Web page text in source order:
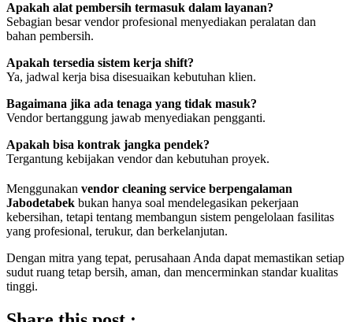
Apakah alat pembersih termasuk dalam layanan?
Sebagian besar vendor profesional menyediakan peralatan dan
bahan pembersih.
Apakah tersedia sistem kerja shift?
Ya, jadwal kerja bisa disesuaikan kebutuhan klien.
Bagaimana jika ada tenaga yang tidak masuk?
Vendor bertanggung jawab menyediakan pengganti.
Apakah bisa kontrak jangka pendek?
Tergantung kebijakan vendor dan kebutuhan proyek.
Menggunakan vendor cleaning service berpengalaman
Jabodetabek bukan hanya soal mendelegasikan pekerjaan
kebersihan, tetapi tentang membangun sistem pengelolaan fasilitas
yang profesional, terukur, dan berkelanjutan.
Dengan mitra yang tepat, perusahaan Anda dapat memastikan setiap
sudut ruang tetap bersih, aman, dan mencerminkan standar kualitas
tinggi.